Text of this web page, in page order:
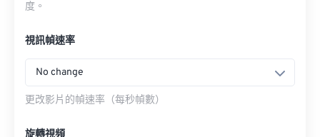
度。
視訊幀速率
No change
更改影片的幀速率（每秒幀數）
旋轉視頻